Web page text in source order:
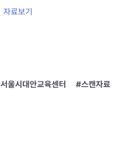
자료보기
서울시대안교육센터 스캔자료